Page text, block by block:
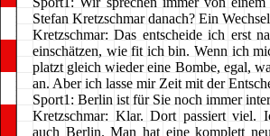
Stefan Kretzschmar danach? Ein
Kretzschmar: Das entscheide ich erst
einschätzen, wie fit ich bin. Wenn ich
platzt gleich wieder eine Bombe, egal,
an. Aber ich lasse mir Zeit mit der
Sport1: Berlin ist für Sie noch immer
Kretzschmar: Klar. Dort passiert viel.
auch Berlin. Man hat eine komplett